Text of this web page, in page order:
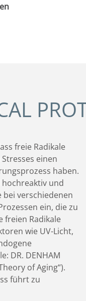
freie Radikale
einen
haben.
hochreaktiv und
bei verschiedenen
ein, die zu
freien Radikale
wie UV-Licht,
DR. DENHAM
of Aging“).
führt zu